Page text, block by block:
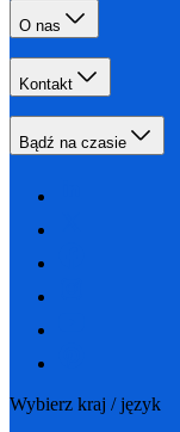
O nas
Kontakt
Bądź na czasie
Wybierz kraj / język